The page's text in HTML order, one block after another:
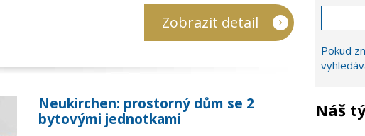
Zobrazit detail
Neukirchen: prostorný dům se 2
bytovými jednotkami
Pokud
Náš